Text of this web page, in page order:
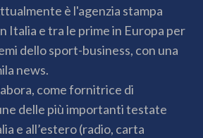
è l'agenzia stampa
Italia e tra le prime in Europa per
dello sport-business, con una
news.
come fornitrice di
delle più importanti testate
e all’estero (radio, carta